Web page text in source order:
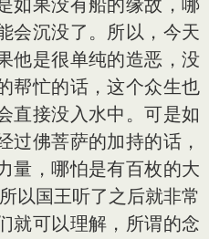
如果没有船的缘故，哪
会沉没了。所以，今天
他是很单纯的造恶，没
帮忙的话，这个众生也
直接没入水中。可是如
过佛菩萨的加持的话，
量，哪怕是有百枚的大
以国王听了之后就非常
就可以理解，所谓的念